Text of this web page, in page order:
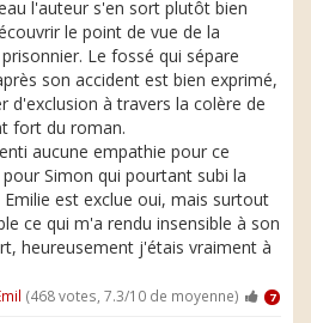
l'auteur s'en sort plutôt bien
le point de vue de la
Le fossé qui sépare
son accident est bien exprimé,
d'exclusion à travers la colère de
fort du roman.
aucune empathie pour ce
Simon qui pourtant subi la
est exclue oui, mais surtout
ce qui m'a rendu insensible à son
heureusement j'étais vraiment à
(468 votes, 7.3/10 de moyenne) 7